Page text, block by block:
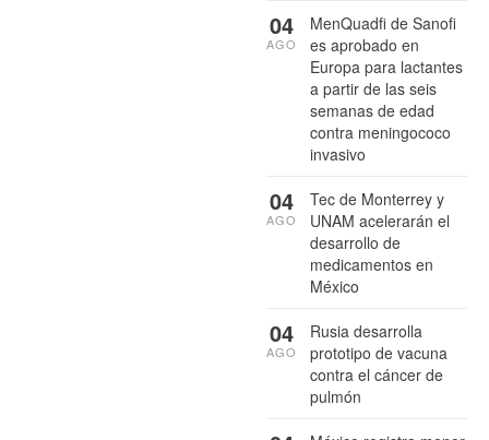
MenQuadfi de Sanofi
es aprobado en
Europa para lactantes
a partir de las seis
semanas de edad
contra meningococo
invasivo
04
AGO
Tec de Monterrey y
UNAM acelerarán el
desarrollo de
medicamentos en
México
04
AGO
Rusia desarrolla
prototipo de vacuna
contra el cáncer de
pulmón
04
AGO